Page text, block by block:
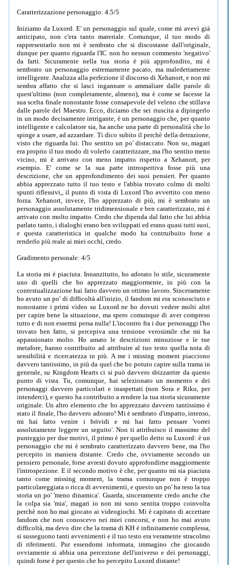
Caratterizzazione personaggio: 4.5/5
Iniziamo da Luxord. E' un personaggio sul quale, come mi avevi già
anticipato, non c'era tanto materiale. Comunque, il tuo modo di
rappresentarlo non mi è sembrato che si discostasse dall'originale,
dunque per quanto riguarda l'IC non ho nessun commento 'negativo'
da farti. Sicuramente nella tua storia è più approfondito, mi è
sembrato un personaggio estremamente pacato, ma maledettamente
intelligente. Analizza alla perfezione il discorso di Xehanort, e non mi
sembra affatto che si lasci ingannare o ammaliare dalle parole di
quest'ultimo (non completamente, almeno), ma è come se facesse la
sua scelta finale nonostante fosse consapevole del veleno che stillava
dalle parole del Maestro. Ecco, diciamo che sei riuscita a dipingerlo
in un modo decisamente intrigante, è un personaggio che, per quanto
intelligente e calcolatore sia, ha anche una parte di personalità che lo
spinge a osare, ad azzardare. Ti dico subito il perchè della detrazione,
visto che riguarda lui: l'ho sentito un po' distaccato. Non so, magari
era proprio il tuo modo di volerlo caratterizzare, ma l'ho sentito meno
vicino, mi è arrivato con meno impatto rispetto a Xehanort, per
esempio. E' come se la sua parte introspettiva fosse più una
descrizione, che un approfondimento dei suoi pensieri. Per quanto
abbia apprezzato tutto il tuo testo e l'abbia trovato colmo di molti
spunti riflessivi,, il punto di vista di Luxord l'ho avvertito con meno
forza. Xehanort, invece, l'ho apprezzato di più, mi è sembrato un
personaggio assolutamente tridimensionale e ben caratterizzato, mi è
arrivato con molto impatto. Credo che dipenda dal fatto che lui abbia
parlato tanto, i dialoghi erano ben sviluppati ed erano quasi tutti suoi,
e questa caratteristica in qualche modo ha contruibuito forse a
renderlo più reale ai miei occhi, credo.
Gradimento personale: 4/5
La storia mi è piaciuta. Innanzitutto, ho adorato lo stile, sicuramente
uno di quelli che ho apprezzato maggiormente, in più con la
contestualizzazione hai fatto davvero un ottimo lavoro. Sinceramente
ho avuto un po' di difficoltà all'inizio, il fandom mi era sconosciuto e
nonostante i primi video su Luxord ne ho dovuti vedere molti altri
per capire bene la situazione, ma spero comunque di aver compreso
tutto e di non essermi persa nulla! L'incontro fra i due personaggi l'ho
trovato ben fatto, si percepiva una tensione verosimile che mi ha
appassionato molto. Ho amato le descrizioni minuziose e le tue
metafore, hanno contribuito ad attribuire al tuo testo quella nota di
sensibilità e ricercatezza in più. A me i missing moment piacciono
davvero tantissimo, in più da quel che ho potuto capire sulla trama in
generale, su Kingdom Hearts ci si può davvero sbizzarrire da questo
punto di vista. Tu, comunque, hai selezionato un momento e dei
personaggi davvero particolari e inaspettati (non Sora e Riku, per
intenderci), e questo ha contribuito a rendere la tua storia sicuramente
originale. Un altro elemento che ho apprezzato davvero tantissimo è
stato il finale, l'ho davvero adorato! Mi è sembrato d'impatto, intenso,
mi hai fatto venire i brividi e mi hai fatto pensare 'vorrei
assolutamente leggere un seguito'. Non ti attribuisco il massimo del
punteggio per due motivi, il primo è per quello detto su Luxord: è un
personaggio che mi è sembrato caratterizzato davvero bene, ma l'ho
percepito in maniera distante. Credo che, ovviamente secondo un
pensiero personale, forse avresti dovuto approfondirne maggiormente
l'introspezione. E il secondo motivo è che, per quanto mi sia piaciuta
tanto come missing moment, la trama comunque non è troppo
particolareggiata o ricca di avvenimenti, e questo un po' ha reso la tua
storia un po' 'meno dinamica'. Guarda, sinceramente credo anche che
la colpa sia 'mia', magari io non mi sono sentita troppo coinvolta
perchè non ho mai giocato ai videogiochi. Mi è capitato di accettare
fandom che non conoscevo nei miei concorsi, e non ho mai avuto
difficoltà, ma devo dire che la trama di KH è infinitamente complessa,
si susseguono tanti avvenimenti e il tuo testo era veramente stracolmo
di riferimenti. Pur essendomi informata, immagino che giocando
ovviamente si abbia una percezione dell'universo e dei personaggi,
quindi forse è per questo che ho percepito Luxord distante!